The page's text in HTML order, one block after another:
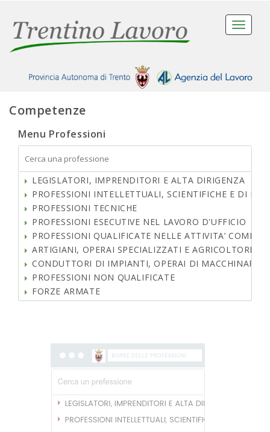
Toggle
Competenze
Menu Professioni
LEGISLATORI, IMPRENDITORI E ALTA DIRIGENZA
PROFESSIONI INTELLETTUALI, SCIENTIFICHE E DI
PROFESSIONI TECNICHE
PROFESSIONI ESECUTIVE NEL LAVORO D'UFFICIO
PROFESSIONI QUALIFICATE NELLE ATTIVITA’
ARTIGIANI, OPERAI SPECIALIZZATI E AGRICOLTORI
CONDUTTORI DI IMPIANTI, OPERAI DI MACCHINARI
PROFESSIONI NON QUALIFICATE
FORZE ARMATE